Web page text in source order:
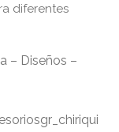
diferentes
– Diseños –